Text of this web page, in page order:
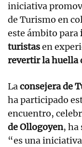
iniciativa
de Turismo en
este ámbito para
turistasen
revertir la huella
Laconsejera de
ha participado
encuentro,
de Ollogoyen, ha
“es una